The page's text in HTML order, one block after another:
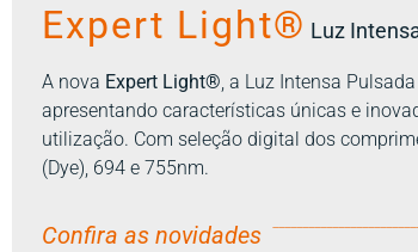
Expert Light® Luz
A nova Expert Light® , a Luz Intensa
apresentando características únicas e
utilização. Com seleção digital dos
(Dye), 694 e 755nm.
Confira as novidades